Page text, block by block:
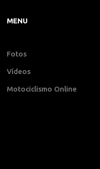
MENU
Fotos
Vídeos
Motociclismo Online